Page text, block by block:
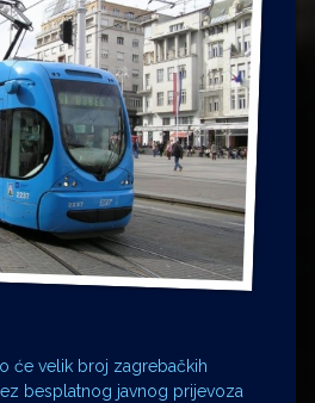
će velik broj zagrebačkih
besplatnog javnog prijevoza